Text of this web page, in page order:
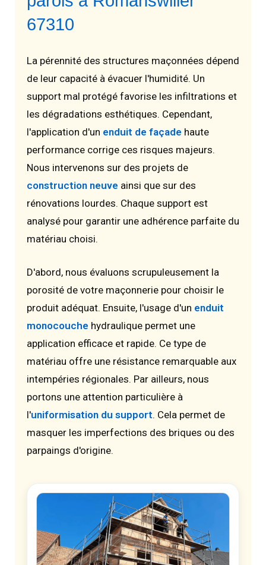
67310
La pérennité des structures maçonnées dépend
de leur capacité à évacuer l'humidité. Un
support mal protégé favorise les infiltrations et
les dégradations esthétiques. Cependant,
l'application d'un enduit de façade haute
performance corrige ces risques majeurs.
Nous intervenons sur des projets de
construction neuve ainsi que sur des
rénovations lourdes. Chaque support est
analysé pour garantir une adhérence parfaite du
matériau choisi.
D'abord, nous évaluons scrupuleusement la
porosité de votre maçonnerie pour choisir le
produit adéquat. Ensuite, l'usage d'un enduit
monocouche hydraulique permet une
application efficace et rapide. Ce type de
matériau offre une résistance remarquable aux
intempéries régionales. Par ailleurs, nous
portons une attention particulière à
l'uniformisation du support. Cela permet de
masquer les imperfections des briques ou des
parpaings d'origine.